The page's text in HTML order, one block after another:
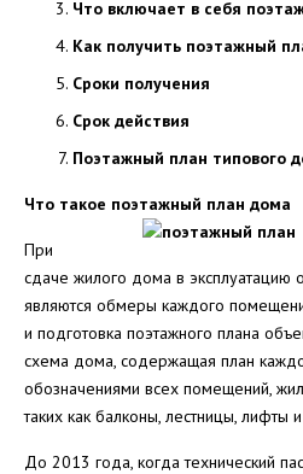
Что включает в себя
Как получить поэтажный
Сроки получения
Срок действия
Поэтажный план типового
Что такое поэтажный план дома
При
сдаче жилого дома в эксплуатацию
являются обмеры каждого
и подготовка поэтажного плана
схема дома, содержащая план
обозначениями всех помещений,
таких как балконы, лестницы, лифты
До 2013 года, когда технический